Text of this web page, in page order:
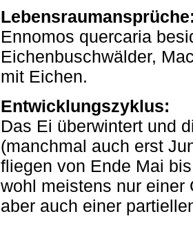
Ennomos quercaria
Eichenbuschwälder,
mit Eichen.
Entwicklungszyklus:
Das Ei überwintert und
(manchmal auch erst
fliegen von Ende Mai
wohl meistens nur einer
aber auch einer